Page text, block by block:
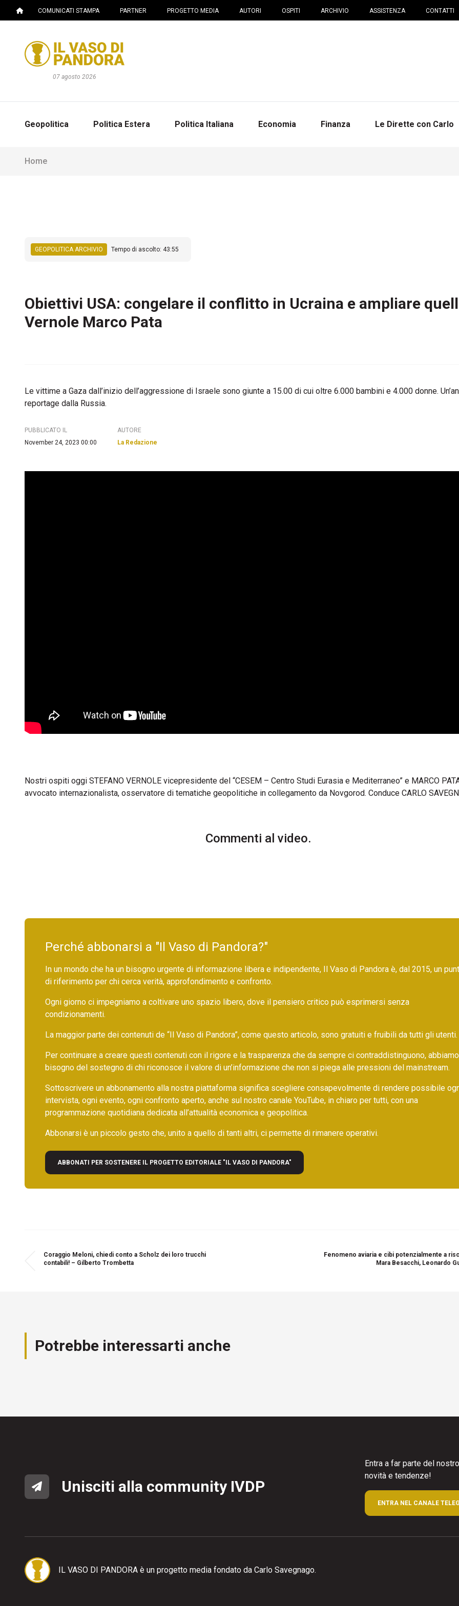
COMUNICATI STAMPA PARTNER PROGETTO MEDIA AUTORI OSPITI ARCHIVIO ASSISTENZA CONTATTI
07 agosto 2026
Geopolitica Politica Estera Politica Italiana Economia Finanza Le Dirette con Carlo
Home
GEOPOLITICA ARCHIVIO Tempo di ascolto: 43:55
Obiettivi USA: congelare il conflitto in Ucraina e ampliare
Vernole Marco Pata
Le vittime a Gaza dall’inizio dell’aggressione di Israele sono giunte a 15.00 di cui oltre 6.000 bambini e 4.000 donne.
reportage dalla Russia.
PUBBLICATO IL
November 24, 2023 00:00
AUTORE
La Redazione
Nostri ospiti oggi STEFANO VERNOLE vicepresidente del “CESEM – Centro Studi Eurasia e Mediterraneo” e MARCO
avvocato internazionalista, osservatore di tematiche geopolitiche in collegamento da Novgorod. Conduce CARLO
Commenti al video.
Perché abbonarsi a "Il Vaso di Pandora?"
In un mondo che ha un bisogno urgente di informazione libera e indipendente, Il Vaso di Pandora è, dal 2015, un
di riferimento per chi cerca verità, approfondimento e confronto.
Ogni giorno ci impegniamo a coltivare uno spazio libero, dove il pensiero critico può esprimersi senza
condizionamenti.
La maggior parte dei contenuti de “Il Vaso di Pandora”, come questo articolo, sono gratuiti e fruibili da tutti gli utenti.
Per continuare a creare questi contenuti con il rigore e la trasparenza che da sempre ci contraddistinguono, abbiamo
bisogno del sostegno di chi riconosce il valore di un’informazione che non si piega alle pressioni del mainstream.
Sottoscrivere un abbonamento alla nostra piattaforma significa scegliere consapevolmente di rendere possibile
intervista, ogni evento, ogni confronto aperto, anche sul nostro canale YouTube, in chiaro per tutti, con una
programmazione quotidiana dedicata all’attualità economica e geopolitica.
Abbonarsi è un piccolo gesto che, unito a quello di tanti altri, ci permette di rimanere operativi.
ABBONATI PER SOSTENERE IL PROGETTO EDITORIALE "IL VASO DI PANDORA"
Coraggio Meloni, chiedi conto a Scholz dei loro trucchi
contabili! – Gilberto Trombetta
Fenomeno aviaria e cibi potenzialmente a
Mara Besacchi, Leonardo
Potrebbe interessarti anche
Unisciti alla community IVDP
Entra a far parte del
novità e tendenze!
ENTRA NEL CANALE
IL VASO DI PANDORA è un progetto media fondato da Carlo Savegnago.